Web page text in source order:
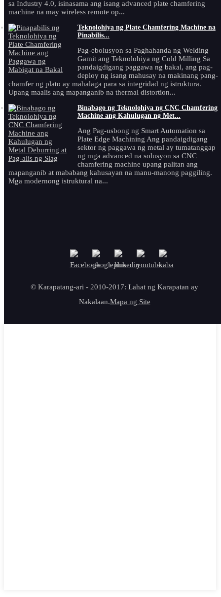
sa Industry 4.0, isinasama ang isang advanced plate chamfering
machine na may wireless remote op...
Teknolohiya ng Plate Chamfering Machine na
Pinabilis...
Pag-ebolusyon sa Paghahanda ng Welding
Gamit ang Teknolohiya ng Cold Milling Sa
pandaigdigang paggawa ng bakal, ang pag-
deploy ng isang mahusay na makinang pang-
chamfer ng plato ay mahalaga para sa integridad ng istruktura.
Upang maalis ang mapanganib na thermal distortion...
Binabago ng Teknolohiya ng CNC Chamfering
Machine ang Kahulugan ng Met...
Ang Pag-usbong ng Smart Automation sa
Plate Edge Machining Ang pandaigdigang
sektor ng paggawa ng metal ay tumatanggap
ng mga advanced na solusyon sa CNC
chamfering machine upang palitan ang
mapanganib at mababang kahusayan na manu-manong paggiling.
Mga modernong istruktural na...
© Karapatang-ari - 2010-2017: Lahat ng Karapatan ay
Nakalaan.Mapa ng Site